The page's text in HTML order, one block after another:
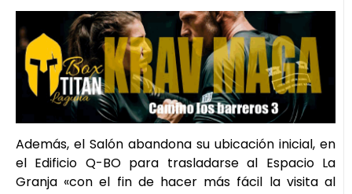
Además, el Salón abandona su ubicación inicial, en
el Edificio Q-BO para trasladarse al Espacio La
Granja «con el fin de hacer más fácil la visita al